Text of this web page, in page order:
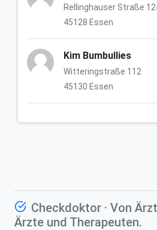
Rellinghauser Straße
45128 Essen
Kim Bumbullies
Witteringstraße 112
45130 Essen
Checkdoktor · Von
Ärzte und Therapeuten.